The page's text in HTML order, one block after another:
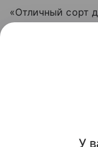
«Отличный сорт
после дождей.
Буду сажать
У